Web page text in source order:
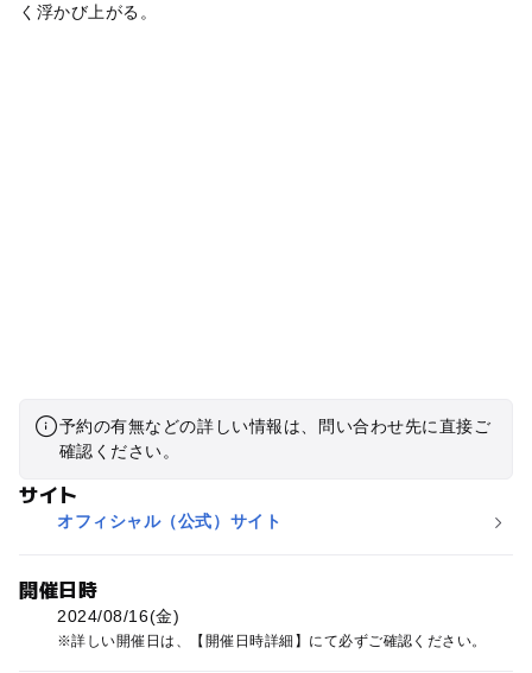
く浮かび上がる。
予約の有無などの詳しい情報は、問い合わせ先に直接ご
確認ください。
サイト
オフィシャル（公式）サイト
開催日時
2024/08/16(金)
詳しい開催日は、【開催日時詳細】にて必ずご確認ください。